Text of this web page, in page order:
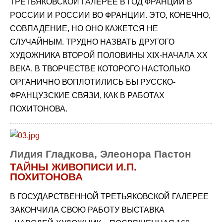
ТРЕТЬЯКОВСКОЙ ГАЛЕРЕЕ В ГОД ФРАНЦИИ В
РОССИИ И РОССИИ ВО ФРАНЦИИ. ЭТО, КОНЕЧНО,
СОВПАДЕНИЕ, НО ОНО КАЖЕТСЯ НЕ
СЛУЧАЙНЫМ. ТРУДНО НАЗВАТЬ ДРУГОГО
ХУДОЖНИКА ВТОРОЙ ПОЛОВИНЫ XIX-НАЧАЛА XX
ВЕКА, В ТВОРЧЕСТВЕ КОТОРОГО НАСТОЛЬКО
ОРГАНИЧНО ВОПЛОТИЛИСЬ БЫ РУССКО-
ФРАНЦУЗСКИЕ СВЯЗИ, КАК В РАБОТАХ
ПОХИТОНОВА.
Лидия Гладкова, Элеонора Пастон
ТАЙНЫ ЖИВОПИСИ И.П.
ПОХИТОНОВА
В ГОСУДАРСТВЕННОЙ ТРЕТЬЯКОВСКОЙ ГАЛЕРЕЕ
ЗАКОНЧИЛА СВОЮ РАБОТУ ВЫСТАВКА